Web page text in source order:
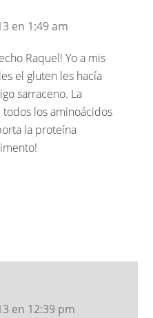
en 1:49 am
Raquel! Yo a mis
el gluten les hacía
sarraceno. La
los aminoácidos
la proteína
en 12:39 pm